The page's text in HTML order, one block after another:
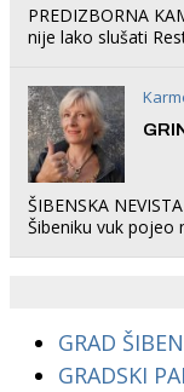
PREDIZBORNA
nije lako slušati
ŠIBENSKA
Šibeniku vuk pojeo
GRAD
GRADSKI